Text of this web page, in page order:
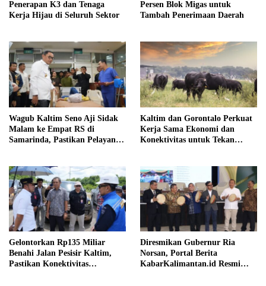
Penerapan K3 dan Tenaga
Kerja Hijau di Seluruh Sektor
Persen Blok Migas untuk
Tambah Penerimaan Daerah
Wagub Kaltim Seno Aji Sidak
Malam ke Empat RS di
Samarinda, Pastikan Pelayanan
Kaltim dan Gorontalo Perkuat
Kerja Sama Ekonomi dan
Konektivitas untuk Tekan
Gelontorkan Rp135 Miliar
Benahi Jalan Pesisir Kaltim,
Pastikan Konektivitas
Diresmikan Gubernur Ria
Norsan, Portal Berita
KabarKalimantan.id Resmi